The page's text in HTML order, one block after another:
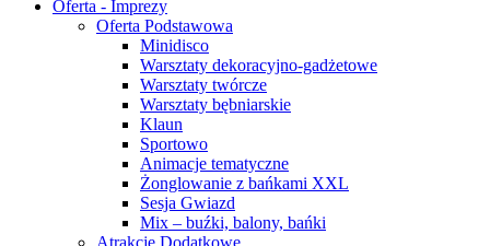
Oferta - Imprezy
Oferta Podstawowa
Minidisco
Warsztaty dekoracyjno-gadżetowe
Warsztaty twórcze
Warsztaty bębniarskie
Klaun
Sportowo
Animacje tematyczne
Żonglowanie z bańkami XXL
Sesja Gwiazd
Mix – buźki, balony, bańki
Atrakcje Dodatkowe